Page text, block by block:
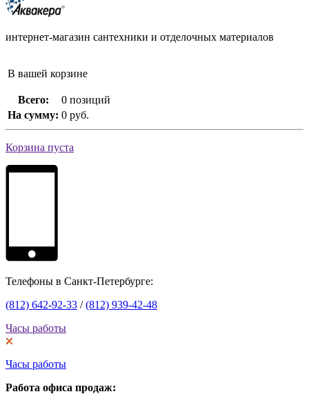
интернет-магазин сантехники и отделочных материалов
В вашей корзине
Всего:
0 позиций
На сумму: 0 руб.
Корзина пуста
Телефоны в Санкт-Петербурге:
(812) 642-92-33 /(812) 939-42-48
Часы работы
Часы работы
Работа офиса продаж: